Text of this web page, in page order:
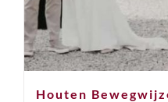
Houten